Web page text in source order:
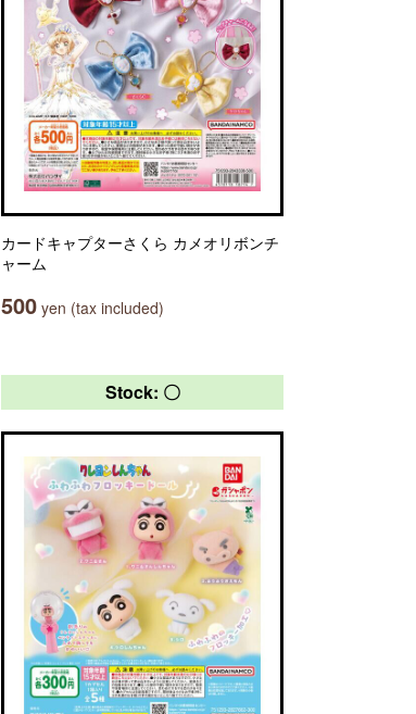
カードキャプターさくら カメオリボンチ
ャーム
500 yen (tax included)
Stock: 〇